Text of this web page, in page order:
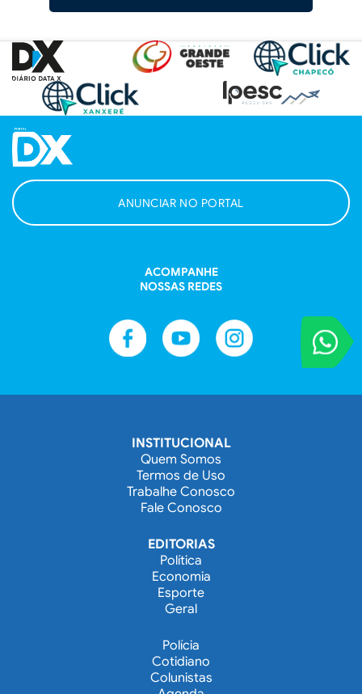
VOCÊ
Entre em
ANUNCIAR NO PORTAL
ACOMPANHE
NOSSAS REDES
INSTITUCIONAL
Quem Somos
Termos de Uso
Trabalhe Conosco
Fale Conosco
EDITORIAS
Política
Economia
Esporte
Geral
Polícia
Cotidiano
Colunistas